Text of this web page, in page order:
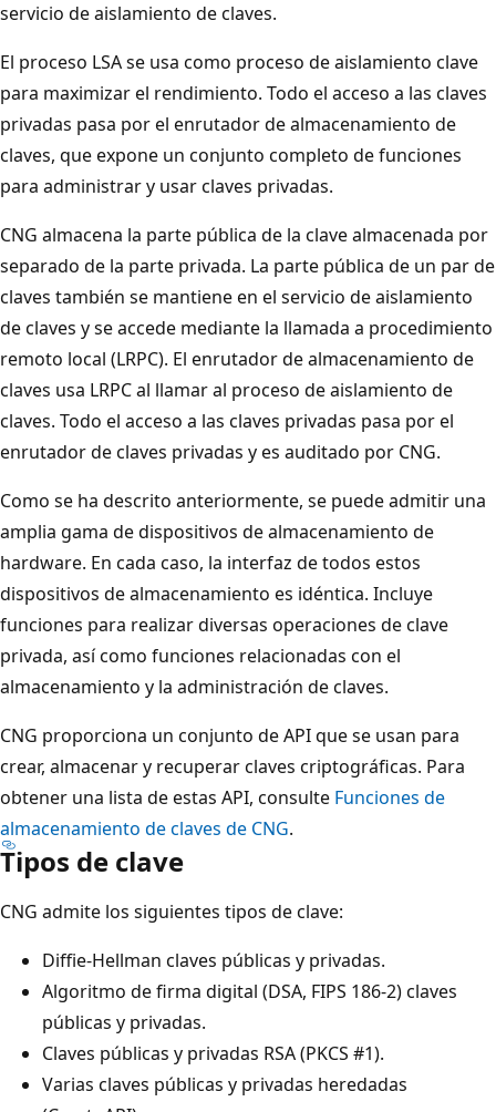
servicio de aislamiento de claves.
El proceso LSA se usa como proceso de aislamiento clave
para maximizar el rendimiento. Todo el acceso a las claves
privadas pasa por el enrutador de almacenamiento de
claves, que expone un conjunto completo de funciones
para administrar y usar claves privadas.
CNG almacena la parte pública de la clave almacenada por
separado de la parte privada. La parte pública de un par de
claves también se mantiene en el servicio de aislamiento
de claves y se accede mediante la llamada a procedimiento
remoto local (LRPC). El enrutador de almacenamiento de
claves usa LRPC al llamar al proceso de aislamiento de
claves. Todo el acceso a las claves privadas pasa por el
enrutador de claves privadas y es auditado por CNG.
Como se ha descrito anteriormente, se puede admitir una
amplia gama de dispositivos de almacenamiento de
hardware. En cada caso, la interfaz de todos estos
dispositivos de almacenamiento es idéntica. Incluye
funciones para realizar diversas operaciones de clave
privada, así como funciones relacionadas con el
almacenamiento y la administración de claves.
CNG proporciona un conjunto de API que se usan para
crear, almacenar y recuperar claves criptográficas. Para
obtener una lista de estas API, consulte Funciones de
almacenamiento de claves de CNG.
Tipos de clave
CNG admite los siguientes tipos de clave:
Diffie-Hellman claves públicas y privadas.
Algoritmo de firma digital (DSA, FIPS 186-2) claves
públicas y privadas.
Claves públicas y privadas RSA (PKCS #1).
Varias claves públicas y privadas heredadas